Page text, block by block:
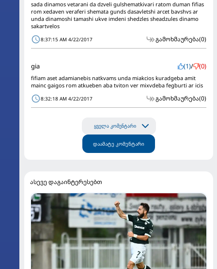
sada dinamos vetarani da dzveli gulshematkivari ratom duman fifias
rom xedaven veraferi shemata gunds dasavletshi arcet bavshvs ar
unda dinamoshi tamashi ukve imdeni shedzles sheadzules dinamo
sakartvelos
8:37:15 AM 4/22/2017 გამოხმაურება(0)
gia (1)/ (0)
fifiam aset adamianebis natkvams unda miakcios kuradgeba amit
mainc gaigos rom atkueben aba tviton ver mixvdeba fegburti ar icis
8:32:18 AM 4/22/2017 გამოხმაურება(0)
ყველა კომენტარი
დაამატე კომენტარი
ასევე დაგაინტერესებთ